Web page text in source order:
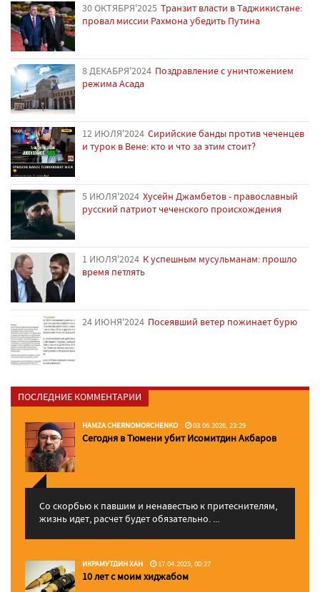
30 ОКТЯБРЯ'2025 Транзит власти в Таджикистане:
провал миссии Рахмона убедить Путина
8 ДЕКАБРЯ'2024 Поздравление с уничтожением
режима Асада
12 ИЮЛЯ'2024 Сирийские банды против чеченцев
и турок в Вене: кто и что за этим стоит?
5 ИЮЛЯ'2024 Хусейн Джамбетов - православный
русский патриот чеченского происхождения
1 ИЮЛЯ'2024 К успешным мусульманам: прошло
время петлять
24 ИЮНЯ'2024 Посеявший ветер пожинает бурю
ПОСЛЕДНИЕ КОММЕНТАРИИ
HAMZA CHERNOMORCHENKO 03.06.2026, 23:29
Сегодня в Тюмени убит Исомитдин Акбаров
Со скорбью к павшим и ненавестью к притеснителям,
жизнь идет, расчет будет обязательно. ...
ИКРАМУТДИН ХАН 17.04.2025, 00:27
10 лет с моим хиджабом